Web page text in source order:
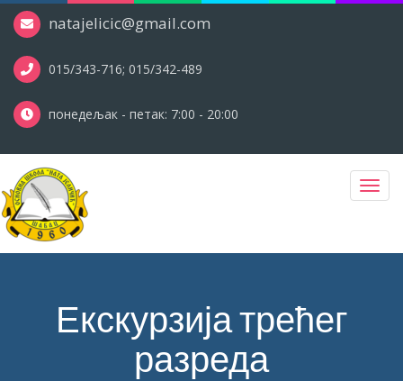
natajelicic@gmail.com
015/343-716; 015/342-489
понедељак - петак: 7:00 - 20:00
Екскурзија трећег
разреда